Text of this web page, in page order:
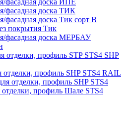
фасадная доска ИПЕ
фасадная доска ТИК
фасадная доска Тик сорт В
покрытия Тик
фасадная доска МЕРБАУ
отделки, профиль STP STS4 SHP
отделки, профиль SHP STS4 RAIL
отделки, профиль SHP STS4
отделки, профиль Шале STS4